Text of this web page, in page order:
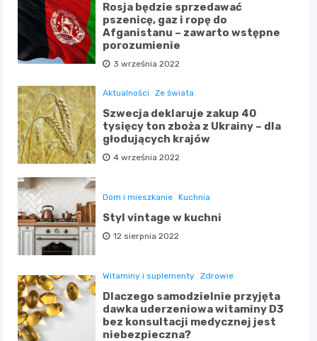
Rosja będzie sprzedawać
pszenicę, gaz i ropę do
Afganistanu – zawarto wstępne
porozumienie
3 września 2022
Aktualności Ze świata
Szwecja deklaruje zakup 40
tysięcy ton zboża z Ukrainy – dla
głodujących krajów
4 września 2022
Dom i mieszkanie Kuchnia
Styl vintage w kuchni
12 sierpnia 2022
Witaminy i suplementy Zdrowie
Dlaczego samodzielnie przyjęta
dawka uderzeniowa witaminy D3
bez konsultacji medycznej jest
niebezpieczna?